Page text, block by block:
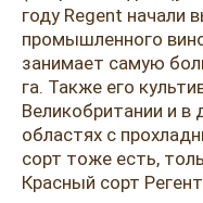
Красные
Белые
Розовые
Кальвадос
Джин
Ром
Граппа
году Regent начали
промышленного
занимает самую
га. Также его
Великобритании и в
областях с
сорт тоже есть,
Красный сорт